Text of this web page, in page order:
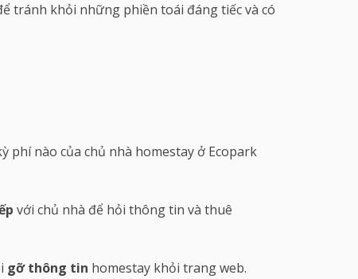
tránh khỏi những phiền toái đáng tiếc và có
nào của chủ nhà homestay ở Ecopark
với chủ nhà để hỏi thông tin và thuê
gỡ thông tin homestay khỏi trang web.